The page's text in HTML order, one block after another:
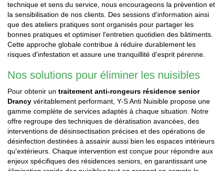
technique et sens du service, nous encourageons la prévention et
la sensibilisation de nos clients. Des sessions d'information ainsi
que des ateliers pratiques sont organisés pour partager les
bonnes pratiques et optimiser l'entretien quotidien des bâtiments.
Cette approche globale contribue à réduire durablement les
risques d'infestation et assure une tranquillité d'esprit pérenne.
Nos solutions pour éliminer les nuisibles
Pour obtenir un traitement anti-rongeurs résidence senior
Drancy véritablement performant, Y-S Anti Nuisible propose une
gamme complète de services adaptés à chaque situation. Notre
offre regroupe des techniques de dératisation avancées, des
interventions de désinsectisation précises et des opérations de
désinfection destinées à assainir aussi bien les espaces intérieurs
qu'extérieurs. Chaque intervention est conçue pour répondre aux
enjeux spécifiques des résidences seniors, en garantissant une